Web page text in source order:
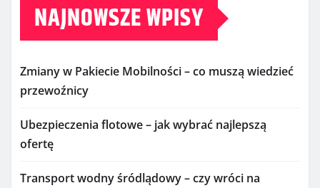
NAJNOWSZE WPISY
Zmiany w Pakiecie Mobilności – co muszą wiedzieć
przewoźnicy
Ubezpieczenia flotowe – jak wybrać najlepszą
ofertę
Transport wodny śródlądowy – czy wróci na